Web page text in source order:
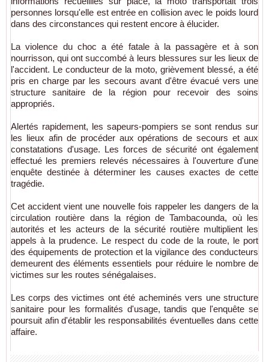
personnes lorsqu'elle est entrée en collision avec le poids lourd
dans des circonstances qui restent encore à élucider.
La violence du choc a été fatale à la passagère et à son
nourrisson, qui ont succombé à leurs blessures sur les lieux de
l'accident. Le conducteur de la moto, grièvement blessé, a été
pris en charge par les secours avant d'être évacué vers une
structure sanitaire de la région pour recevoir des soins
appropriés.
Alertés rapidement, les sapeurs-pompiers se sont rendus sur
les lieux afin de procéder aux opérations de secours et aux
constatations d'usage. Les forces de sécurité ont également
effectué les premiers relevés nécessaires à l'ouverture d'une
enquête destinée à déterminer les causes exactes de cette
tragédie.
Cet accident vient une nouvelle fois rappeler les dangers de la
circulation routière dans la région de Tambacounda, où les
autorités et les acteurs de la sécurité routière multiplient les
appels à la prudence. Le respect du code de la route, le port
des équipements de protection et la vigilance des conducteurs
demeurent des éléments essentiels pour réduire le nombre de
victimes sur les routes sénégalaises.
Les corps des victimes ont été acheminés vers une structure
sanitaire pour les formalités d'usage, tandis que l'enquête se
poursuit afin d'établir les responsabilités éventuelles dans cette
affaire.